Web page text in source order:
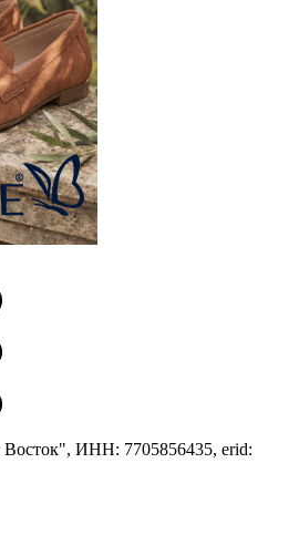
ИНН: 7705856435, erid: